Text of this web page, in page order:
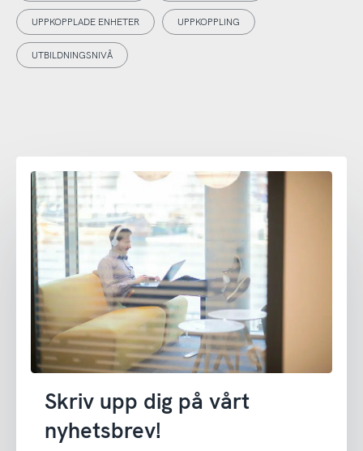
UPPKOPPLADE ENHETER UPPKOPPLING
UTBILDNINGSNIVÅ
Skriv upp dig på vårt
nyhetsbrev!